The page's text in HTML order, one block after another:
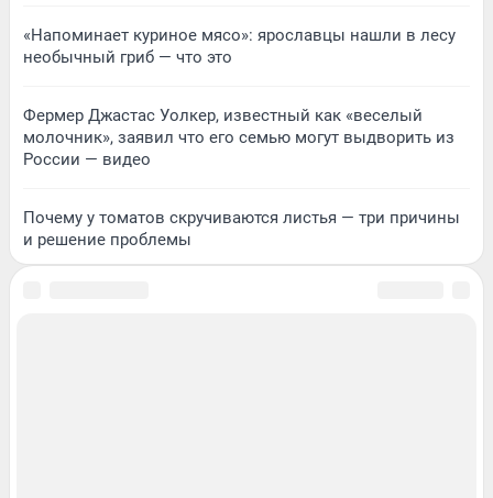
«Напоминает куриное мясо»: ярославцы нашли в лесу
необычный гриб — что это
Фермер Джастас Уолкер, известный как «веселый
молочник», заявил что его семью могут выдворить из
России — видео
Почему у томатов скручиваются листья — три причины
и решение проблемы